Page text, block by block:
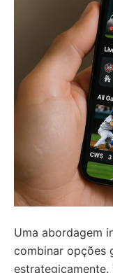
Uma abordagem
combinar opções